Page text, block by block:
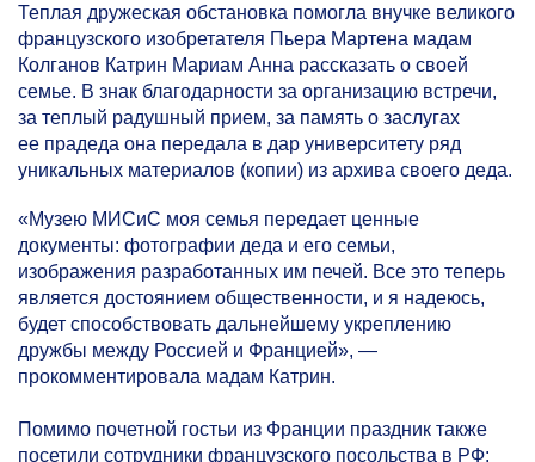
Теплая дружеская обстановка помогла внучке великого
французского изобретателя Пьера Мартена мадам
Колганов Катрин Мариам Анна рассказать о своей
семье. В знак благодарности за организацию встречи,
за теплый радушный прием, за память о заслугах
ее прадеда она передала в дар университету ряд
уникальных материалов (копии) из архива своего деда.
«Музею МИСиС моя семья передает ценные
документы: фотографии деда и его семьи,
изображения разработанных им печей. Все это теперь
является достоянием общественности, и я надеюсь,
будет способствовать дальнейшему укреплению
дружбы между Россией и Францией», —
прокомментировала мадам Катрин.
Помимо почетной гостьи из Франции праздник также
посетили сотрудники французского посольства в РФ: